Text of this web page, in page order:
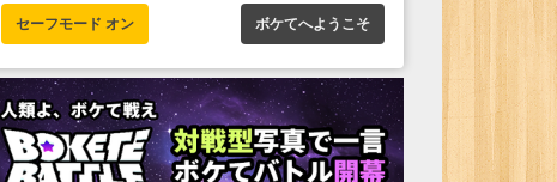
セーフモード オン ボケてへようこそ